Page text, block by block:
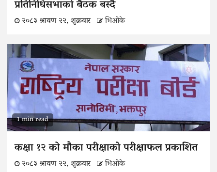
प्रतिनिधिसभाको बैठक बस्दै
२०८३ श्रावण २२, शुक्रवार भिओके
1 min read
कक्षा १२ को मौका परीक्षाको परीक्षाफल प्रकाशित
२०८३ श्रावण २२, शुक्रवार भिओके